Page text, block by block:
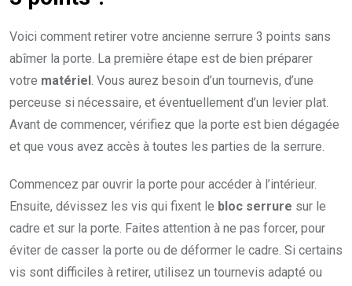
Voici comment retirer votre ancienne serrure 3 points sans
abîmer la porte. La première étape est de bien préparer
votre matériel. Vous aurez besoin d’un tournevis, d’une
perceuse si nécessaire, et éventuellement d’un levier plat.
Avant de commencer, vérifiez que la porte est bien dégagée
et que vous avez accès à toutes les parties de la serrure.
Commencez par ouvrir la porte pour accéder à l’intérieur.
Ensuite, dévissez les vis qui fixent le bloc serrure sur le
cadre et sur la porte. Faites attention à ne pas forcer, pour
éviter de casser la porte ou de déformer le cadre. Si certains
vis sont difficiles à retirer, utilisez un tournevis adapté ou